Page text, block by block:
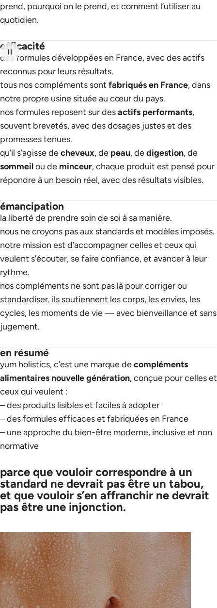
prend, pourquoi on le prend, et comment l’utiliser au
quotidien.
efficacité
des formules développées en France, avec des actifs
reconnus pour leurs résultats.
tous nos compléments sont fabriqués en France, dans
notre propre usine située au cœur du pays.
nos formules reposent sur desactifs performants,
souvent brevetés, avec des dosages justes et des
promesses tenues.
qu’il s’agisse decheveux, de peau, dedigestion, de
sommeilou de minceur, chaque produit est pensé pour
répondre à un besoin réel, avec des résultats visibles.
émancipation
la liberté de prendre soin de soi à sa manière.
nous ne croyons pas aux standards et modèles imposés.
notre mission est d’accompagner celles et ceux qui
veulent s’écouter, se faire confiance, et avancer à leur
rythme.
nos compléments ne sont pas là pour corriger ou
standardiser. ils soutiennent les corps, les envies, les
cycles, les moments de vie — avec bienveillance et sans
jugement.
en résumé
yum holistics, c’est une marque decompléments
alimentaires nouvelle génération, conçue pour celles et
ceux qui veulent :
– des produits lisibles et faciles à adopter
– des formules efficaces et fabriquées en France
– une approche du bien-être moderne, inclusive et non
normative
parce que vouloir correspondre à un
standard ne devrait pas être un tabou,
et que vouloir s’en affranchir ne devrait
pas être une injonction.
Pause